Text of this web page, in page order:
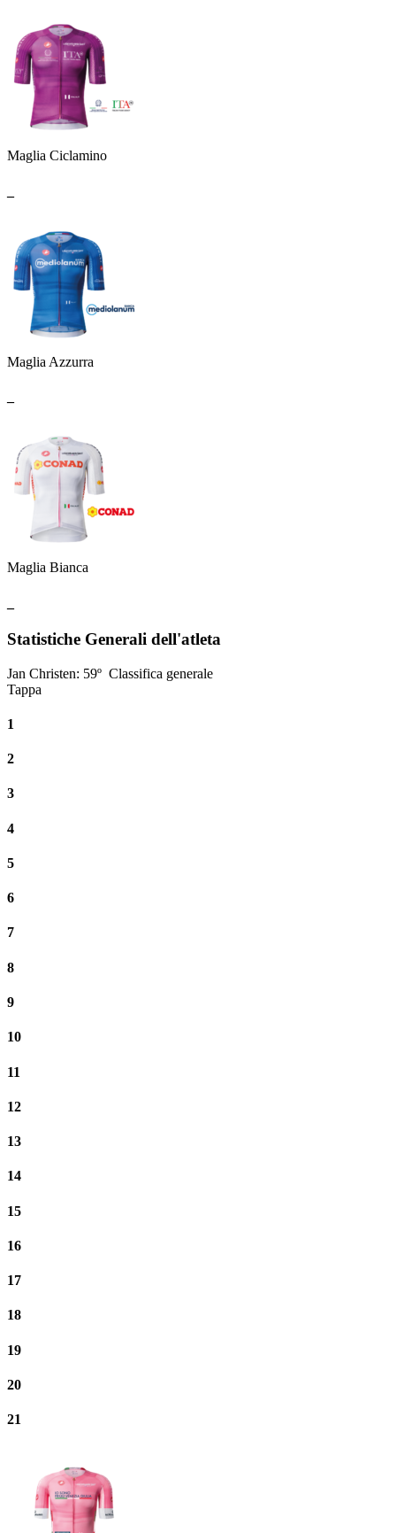
Maglia Ciclamino
Maglia Azzurra
Maglia Bianca
Statistiche Generali dell'atleta
Jan Christen: 59º Classifica generale
Tappa
1
2
3
4
5
6
7
8
9
10
11
12
13
14
15
16
17
18
19
20
21